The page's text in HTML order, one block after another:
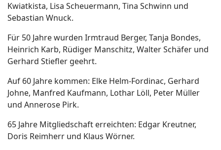
Kwiatkista, Lisa Scheuermann, Tina Schwinn und
Sebastian Wnuck.
Für 50 Jahre wurden Irmtraud Berger, Tanja Bondes,
Heinrich Karb, Rüdiger Manschitz, Walter Schäfer und
Gerhard Stiefler geehrt.
Auf 60 Jahre kommen: Elke Helm-Fordinac, Gerhard
Johne, Manfred Kaufmann, Lothar Löll, Peter Müller
und Annerose Pirk.
65 Jahre Mitgliedschaft erreichten: Edgar Kreutner,
Doris Reimherr und Klaus Wörner.